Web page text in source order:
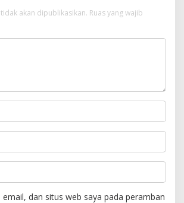
akan dipublikasikan. Ruas yang wajib
dan situs web saya pada peramban